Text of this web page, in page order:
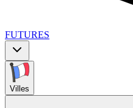
FUTURES
Villes